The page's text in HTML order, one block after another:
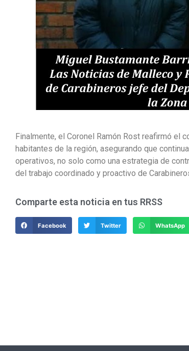
Finalmente, el Coronel Ramón Rost reafirmó el
habitantes de la región, asegurando que
operativos, no solo como una estrategia de
del trabajo coordinado y proactivo de
Comparte esta noticia en tus RRSS
Facebook Twitter WhatsApp